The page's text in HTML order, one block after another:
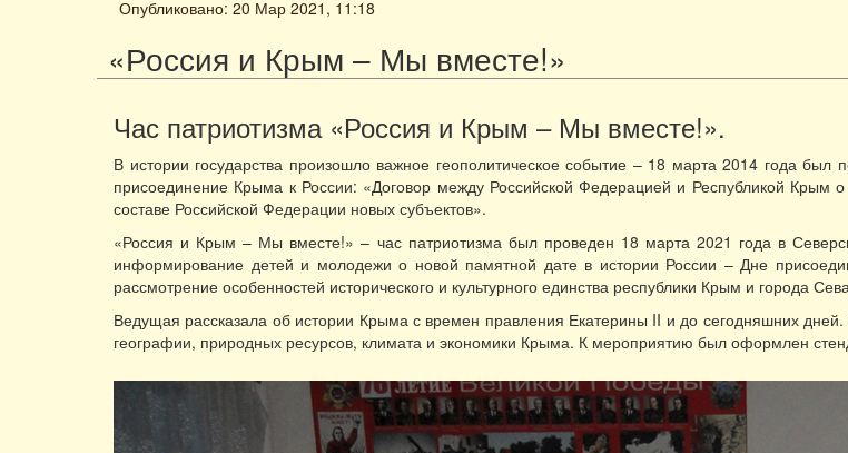
Опубликовано: 20 Мар 2021, 11:18
«Россия и Крым – Мы вместе!»
Час патриотизма «Россия и Крым – Мы вместе!».
В истории государства произошло важное геополитическое событие – 18 марта 2014 года
присоединение Крыма к России: «Договор между Российской Федерацией и Республикой
составе Российской Федерации новых субъектов».
«Россия и Крым – Мы вместе!» – час патриотизма был проведен 18 марта 2021 года в
информирование детей и молодежи о новой памятной дате в истории России – Дне
рассмотрение особенностей исторического и культурного единства республики Крым и города
Ведущая рассказала об истории Крыма с времен правления Екатерины II и до сегодняшних дней.
географии, природных ресурсов, климата и экономики Крыма. К мероприятию был оформлен